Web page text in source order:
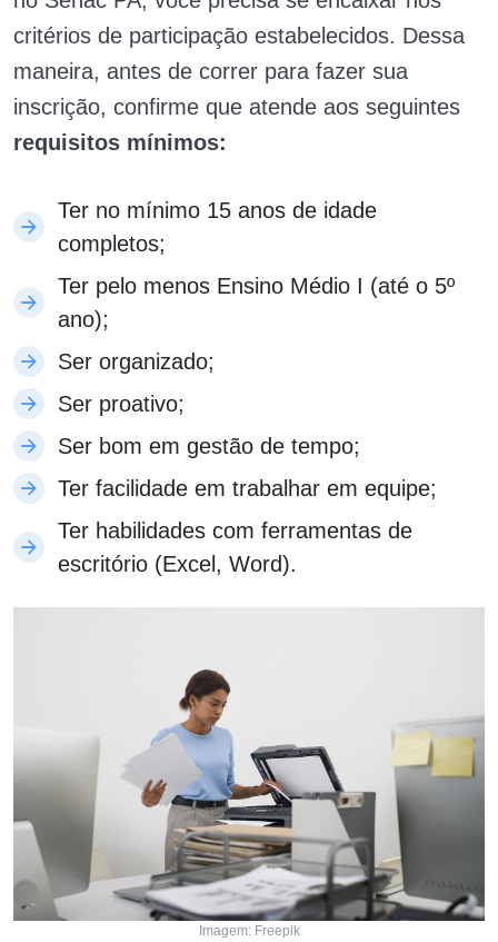
critérios de participação estabelecidos. Dessa
maneira, antes de correr para fazer sua
inscrição, confirme que atende aos seguintes
requisitos mínimos:
Ter no mínimo 15 anos de idade
completos;
Ter pelo menos Ensino Médio I (até o 5º
ano);
Ser organizado;
Ser proativo;
Ser bom em gestão de tempo;
Ter facilidade em trabalhar em equipe;
Ter habilidades com ferramentas de
escritório (Excel, Word).
Imagem: Freepik